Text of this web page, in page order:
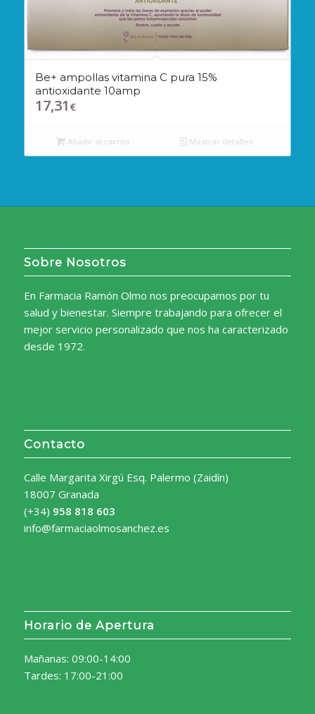
Be+ ampollas vitamina C pura 15%
antioxidante 10amp
17,31 €
Añadir al carrito Mostrar detalles
Sobre Nosotros
En Farmacia Ramón Olmo nos preocupamos por tu
salud y bienestar. Siempre trabajando para ofrecer el
mejor servicio personalizado que nos ha caracterizado
desde 1972.
Contacto
Calle Margarita Xirgú Esq. Palermo (Zaidín)
18007 Granada
(+34) 958 818 603
info@farmaciaolmosanchez.es
Horario de Apertura
Mañanas: 09:00-14:00
Tardes: 17:00-21:00